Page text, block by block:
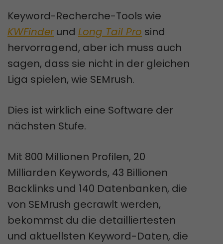
Keyword-Recherche-Tools wie
KWFinderund Long Tail Pro sind
hervorragend, aber ich muss auch
sagen, dass sie nicht in der gleichen
Liga spielen, wie SEMrush.
Dies ist wirklich eine Software der
nächsten Stufe.
Mit 800 Millionen Profilen, 20
Milliarden Keywords, 43 Billionen
Backlinks und 140 Datenbanken, die
von SEMrush gecrawlt werden,
bekommst du die detailliertesten
und aktuellsten Keyword-Daten, die